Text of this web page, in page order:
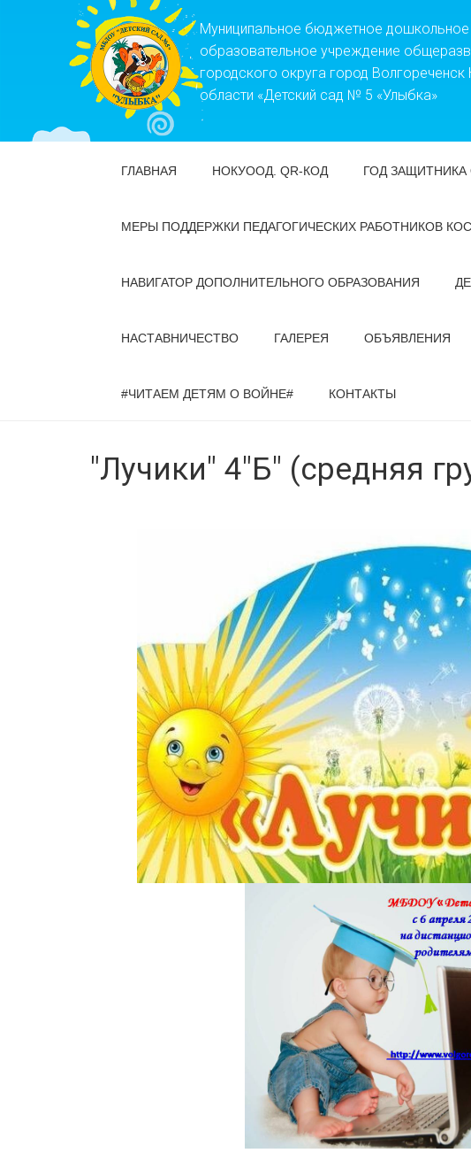
Муниципальное бюджетное дошкольное
образовательное учреждение
городского округа город
области «Детский сад № 5 «Улыбка»
ГЛАВНАЯ НОКУООД. QR-КОД ГОД ЗАЩИТНИКА
МЕРЫ ПОДДЕРЖКИ ПЕДАГОГИЧЕСКИХ РАБОТНИКОВ
НАВИГАТОР ДОПОЛНИТЕЛЬНОГО ОБРАЗОВАНИЯ
НАСТАВНИЧЕСТВО ГАЛЕРЕЯ ОБЪЯВЛЕНИЯ
#ЧИТАЕМ ДЕТЯМ О ВОЙНЕ# КОНТАКТЫ
"Лучики" 4"Б" (средняя